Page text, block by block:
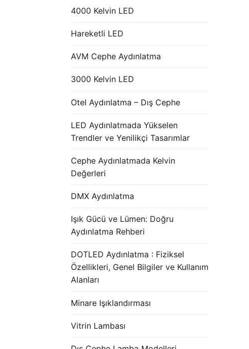
4000 Kelvin LED
Hareketli LED
AVM Cephe Aydınlatma
3000 Kelvin LED
Otel Aydınlatma – Dış Cephe
LED Aydınlatmada Yükselen
Trendler ve Yenilikçi Tasarımlar
Cephe Aydınlatmada Kelvin
Değerleri
DMX Aydınlatma
Işık Gücü ve Lümen: Doğru
Aydınlatma Rehberi
DOTLED Aydınlatma : Fiziksel
Özellikleri, Genel Bilgiler ve Kullanım
Alanları
Minare Işıklandırması
Vitrin Lambası